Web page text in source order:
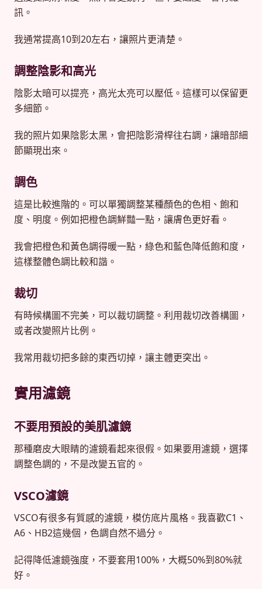
訊。
我通常提高10到20左右，讓照片更清楚。
調整陰影和高光
陰影太暗可以提亮，高光太亮可以壓低。這樣可以保留更
多細節。
我的照片如果陰影太黑，會把陰影滑桿往右調，讓暗部細
節顯現出來。
調色
這是比較進階的。可以單獨調整某種顏色的色相、飽和
度、明度。例如把橙色調鮮豔一點，讓膚色更好看。
我會把橙色和黃色調得暖一點，綠色和藍色降低飽和度，
這樣整體色調比較和諧。
裁切
有時候構圖不完美，可以裁切調整。利用裁切改善構圖，
或者改變照片比例。
我常用裁切把多餘的東西切掉，讓主體更突出。
實用濾鏡
不要用預設的美肌濾鏡
那種磨皮大眼睛的濾鏡看起來很假。如果要用濾鏡，選擇
調整色調的，不是改變五官的。
VSCO濾鏡
VSCO有很多有質感的濾鏡，模仿底片風格。我喜歡C1、
A6、HB2這幾個，色調自然不過分。
記得降低濾鏡強度，不要套用100%，大概50%到80%就
好。